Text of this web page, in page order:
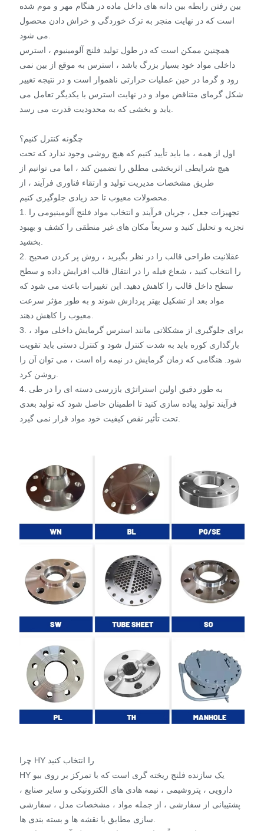
بین رفتن رابطه بین دانه های داخل ماده در هنگام مهر و موم شده
است که در نهایت منجر به ترک خوردگی و خراش دادن محصول
همچنین ممکن است که در طول تولید فلنج آلومینیوم ، استرس
داخلی مواد خود بسیار بزرگ باشد ، استرس به موقع از بین نمی
رود و گرما در حین عملیات حرارتی ناهموار است و در نتیجه تغییر
شکل گرمای متناقض مواد و در نهایت استرس با یکدیگر تعامل می
چگونه کنترل کنیم؟
اول از همه ، ما باید تأیید کنیم که هیچ روشی وجود ندارد که تحت
هیچ شرایطی اثربخشی مطلق را تضمین کند ، اما می توانیم از
طریق مشخصات مدیریت تولید و ارتقاء فناوری فرآیند ، از
1. تجهیزات جعل ، جریان فرآیند و انتخاب مواد فلنج آلومینیومی را
تجزیه و تحلیل کنید و سریعاً مکان های غیر منطقی را کشف و بهبود
2. عقلانیت طراحی قالب را در نظر بگیرید ، روش پر کردن صحیح
را انتخاب کنید ، شعاع فیله را در انتقال قالب افزایش داده و سطح
سطح داخل قالب را کاهش دهید. این تغییرات باعث می شود که
مواد بعد از تشکیل بهتر پردازش شوند و به طور مؤثر سرعت
3. برای جلوگیری از مشکلاتی مانند استرس گرمایش داخلی مواد ،
بارگذاری کوره باید به شدت کنترل شود و کنترل دستی باید تقویت
شود. هنگامی که زمان گرمایش در نیمه راه است ، می توان آن را
4. به طور دقیق اولین استراتژی بازرسی دسته ای را در طی
فرآیند تولید پیاده سازی کنید تا اطمینان حاصل شود که تولید بعدی
تحت تأثیر نقص کیفیت خود مواد قرار نمی گیرد.
چرا HY را انتخاب کنید
HY یک سازنده فلنج ریخته گری است که با تمرکز بر روی بیو
دارویی ، پتروشیمی ، نیمه هادی های الکترونیکی و سایر صنایع ،
پشتیبانی از سفارشی ، از جمله مواد ، مشخصات مدل ، سفارشی